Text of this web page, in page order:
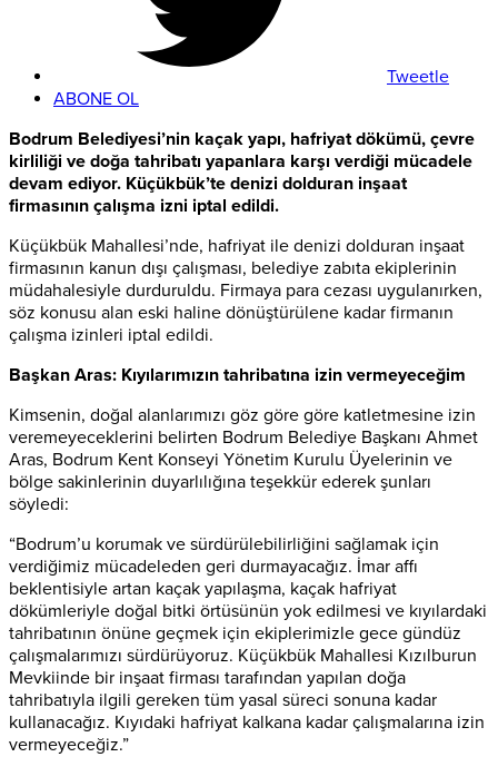
Tweetle
ABONE OL
Bodrum Belediyesi’nin kaçak yapı, hafriyat dökümü, çevre
kirliliği ve doğa tahribatı yapanlara karşı verdiği mücadele
devam ediyor. Küçükbük’te denizi dolduran inşaat
firmasının çalışma izni iptal edildi.
Küçükbük Mahallesi’nde, hafriyat ile denizi dolduran inşaat
firmasının kanun dışı çalışması, belediye zabıta ekiplerinin
müdahalesiyle durduruldu. Firmaya para cezası uygulanırken,
söz konusu alan eski haline dönüştürülene kadar firmanın
çalışma izinleri iptal edildi.
Başkan Aras: Kıyılarımızın tahribatına izin vermeyeceğim
Kimsenin, doğal alanlarımızı göz göre göre katletmesine izin
veremeyeceklerini belirten Bodrum Belediye Başkanı Ahmet
Aras, Bodrum Kent Konseyi Yönetim Kurulu Üyelerinin ve
bölge sakinlerinin duyarlılığına teşekkür ederek şunları
söyledi:
“Bodrum’u korumak ve sürdürülebilirliğini sağlamak için
verdiğimiz mücadeleden geri durmayacağız. İmar affı
beklentisiyle artan kaçak yapılaşma, kaçak hafriyat
dökümleriyle doğal bitki örtüsünün yok edilmesi ve kıyılardaki
tahribatının önüne geçmek için ekiplerimizle gece gündüz
çalışmalarımızı sürdürüyoruz. Küçükbük Mahallesi Kızılburun
Mevkiinde bir inşaat firması tarafından yapılan doğa
tahribatıyla ilgili gereken tüm yasal süreci sonuna kadar
kullanacağız. Kıyıdaki hafriyat kalkana kadar çalışmalarına izin
vermeyeceğiz.”